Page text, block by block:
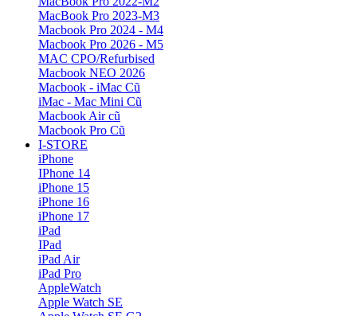
MacBook Pro 2023-M3
Macbook Pro 2024 - M4
Macbook Pro 2026 - M5
MAC CPO/Refurbised
Macbook NEO 2026
Macbook - iMac Cũ
iMac - Mac Mini Cũ
Macbook Air cũ
Macbook Pro Cũ
I-STORE
iPhone
IPhone 14
iPhone 15
iPhone 16
iPhone 17
iPad
IPad
iPad Air
iPad Pro
AppleWatch
Apple Watch SE